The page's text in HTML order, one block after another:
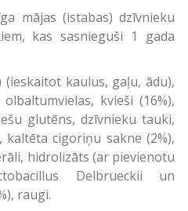
mājas (istabas) dzīvnieku
kas sasnieguši 1 gada
(ieskaitot kaulus, gaļu, ādu),
kvieši (16%),
glutēns, dzīvnieku tauki,
cigoriņu sakne (2%),
hidrolizāts (ar pievienotu
Delbrueckii un
raugi.